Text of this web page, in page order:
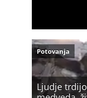
Ljudje
Potovanja